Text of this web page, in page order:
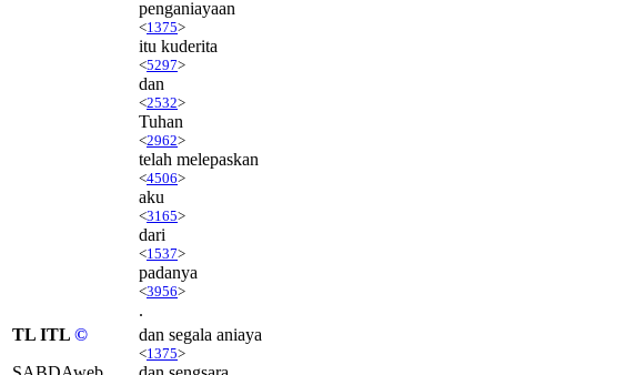
penganiayaan
<1375>
itu kuderita
<5297>
dan
<2532>
Tuhan
<2962>
telah melepaskan
<4506>
aku
<3165>
dari
<1537>
padanya
<3956>
.
TL ITL ©
dan segala aniaya
<1375>